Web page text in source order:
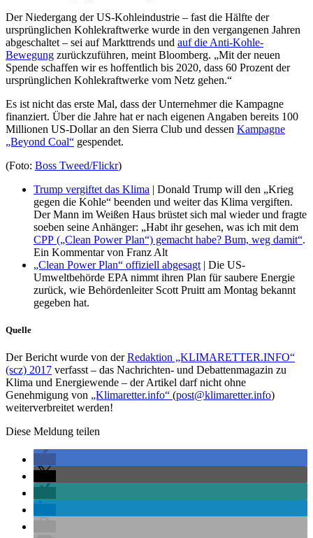
Der Niedergang der US-Kohleindustrie – fast die Hälfte der
ursprünglichen Kohlekraftwerke wurde in den vergangenen Jahren
abgeschaltet – sei auf Markttrends und auf die Anti-Kohle-
Bewegung zurückzuführen, meint Bloomberg. „Mit der neuen
Spende schaffen wir es hoffentlich bis 2020, dass 60 Prozent der
ursprünglichen Kohlekraftwerke vom Netz gehen.“
Es ist nicht das erste Mal, dass der Unternehmer die Kampagne
finanziert. Über die Jahre hat er nach eigenen Angaben bereits 100
Millionen US-Dollar an den Sierra Club und dessen Kampagne
„Beyond Coal“ gespendet.
(Foto: Boss Tweed/​Flickr)
Trump vergiftet das Klima | Donald Trump will den „Krieg
gegen die Kohle“ beenden und weiter das Klima vergiften.
Der Mann im Weißen Haus brüstet sich mal wieder und fragte
soeben seine Anhänger: „Habt ihr gesehen, was ich mit dem
CPP („Clean Power Plan“) gemacht habe? Bum, weg damit“.
Ein Kommentar von Franz Alt
„Clean Power Plan“ offiziell abgesagt | Die US-
Umweltbehörde EPA nimmt ihren Plan für saubere Energie
zurück, wie Behördenleiter Scott Pruitt am Montag bekannt
gegeben hat.
Quelle
Der Bericht wurde von derRedaktion „KLIMARETTER.INFO“
(scz) 2017 verfasst – das Nachrichten- und Debattenmagazin zu
Klima und Energiewende – der Artikel darf nicht ohne
Genehmigung von „Klimaretter.info“ (post@klimaretter.info)
weiterverbreitet werden!
Diese Meldung teilen